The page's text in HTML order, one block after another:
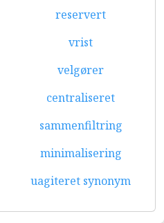
reservert
vrist
velgører
centraliseret
sammenfiltring
minimalisering
uagiteret synonym